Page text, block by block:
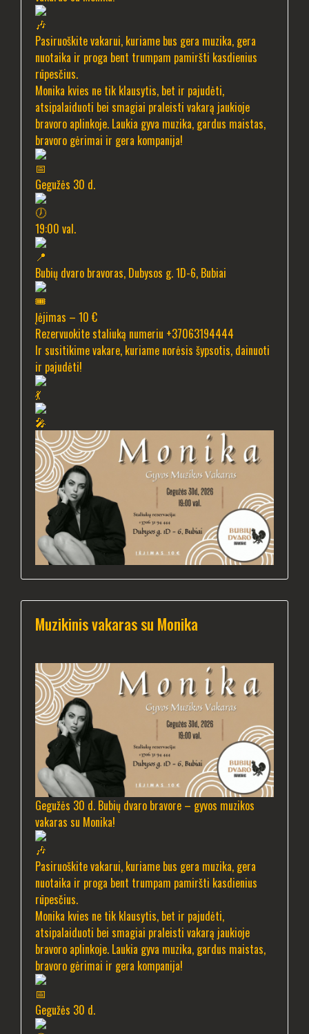
Pasiruoškite vakarui, kuriame bus gera muzika, gera
nuotaika ir proga bent trumpam pamiršti kasdienius
rūpesčius.
Monika kvies ne tik klausytis, bet ir pajudėti,
atsipalaiduoti bei smagiai praleisti vakarą jaukioje
bravoro aplinkoje. Laukia gyva muzika, gardus maistas,
bravoro gėrimai ir gera kompanija!
Gegužės 30 d.
19:00 val.
Bubių dvaro bravoras, Dubysos g. 1D-6, Bubiai
Įėjimas – 10 €
Rezervuokite staliuką numeriu +37063194444
Ir susitikime vakare, kuriame norėsis šypsotis, dainuoti
ir pajudėti!
Muzikinis vakaras su Monika
Gegužės 30 d. Bubių dvaro bravore – gyvos muzikos
vakaras su Monika!
Pasiruoškite vakarui, kuriame bus gera muzika, gera
nuotaika ir proga bent trumpam pamiršti kasdienius
rūpesčius.
Monika kvies ne tik klausytis, bet ir pajudėti,
atsipalaiduoti bei smagiai praleisti vakarą jaukioje
bravoro aplinkoje. Laukia gyva muzika, gardus maistas,
bravoro gėrimai ir gera kompanija!
Gegužės 30 d.